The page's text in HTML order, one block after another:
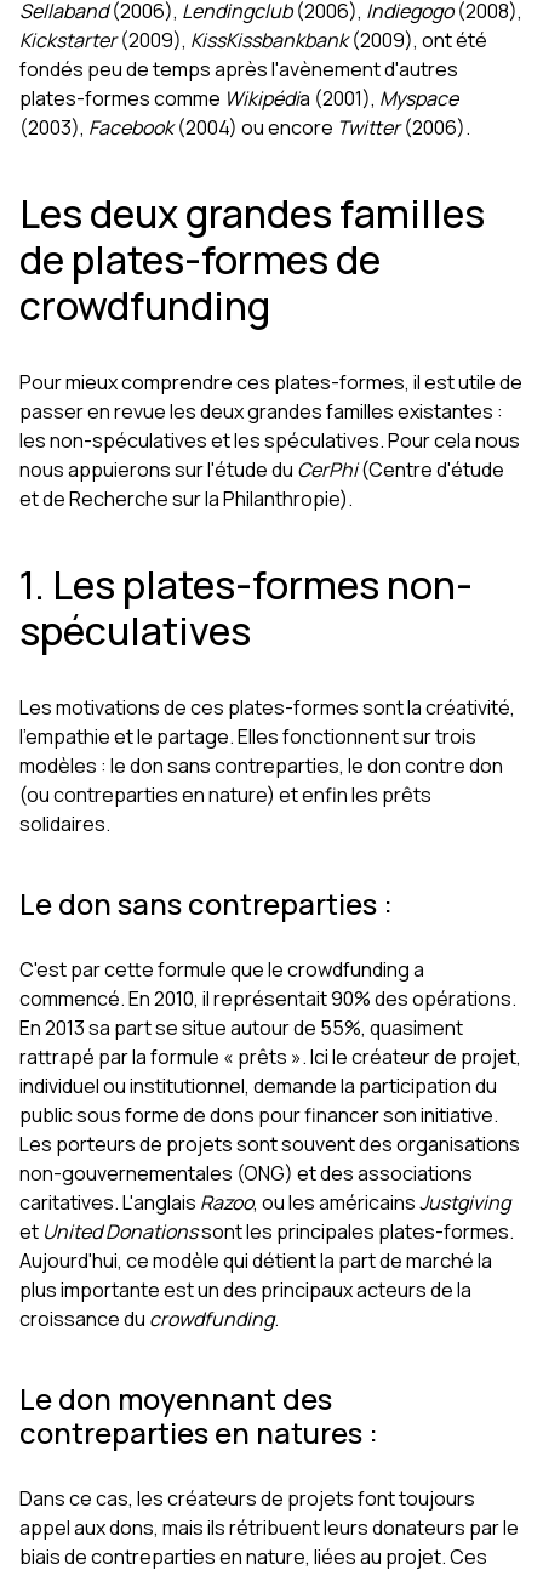
Sellaband(2006), Lendingclub(2006), Indiegogo(2008),
Kickstarter(2009), KissKissbankbank(2009), ont été
fondés peu de temps après l'avènement d'autres
plates-formes comme Wikipédia (2001), Myspace
(2003), Facebook(2004) ou encore Twitter(2006).
Les deux grandes familles
de plates-formes de
crowdfunding
Pour mieux comprendre ces plates-formes, il est utile de
passer en revue les deux grandes familles existantes :
les non-spéculatives et les spéculatives. Pour cela nous
nous appuierons sur l'étude du CerPhi(Centre d'étude
et de Recherche sur la Philanthropie).
1. Les plates-formes non-
spéculatives
Les motivations de ces plates-formes sont la créativité,
l'empathie et le partage. Elles fonctionnent sur trois
modèles : le don sans contreparties, le don contre don
(ou contreparties en nature) et enfin les prêts
solidaires.
Le don sans contreparties :
C'est par cette formule que le crowdfunding a
commencé. En 2010, il représentait 90% des opérations.
En 2013 sa part se situe autour de 55%, quasiment
rattrapé par la formule « prêts ». Ici le créateur de projet,
individuel ou institutionnel, demande la participation du
public sous forme de dons pour financer son initiative.
Les porteurs de projets sont souvent des organisations
non-gouvernementales (ONG) et des associations
caritatives. L'anglais Razoo, ou les américainsJustgiving
et United Donationssont les principales plates-formes.
Aujourd'hui, ce modèle qui détient la part de marché la
plus importante est un des principaux acteurs de la
croissance du crowdfunding.
Le don moyennant des
contreparties en natures :
Dans ce cas, les créateurs de projets font toujours
appel aux dons, mais ils rétribuent leurs donateurs par le
biais de contreparties en nature, liées au projet. Ces